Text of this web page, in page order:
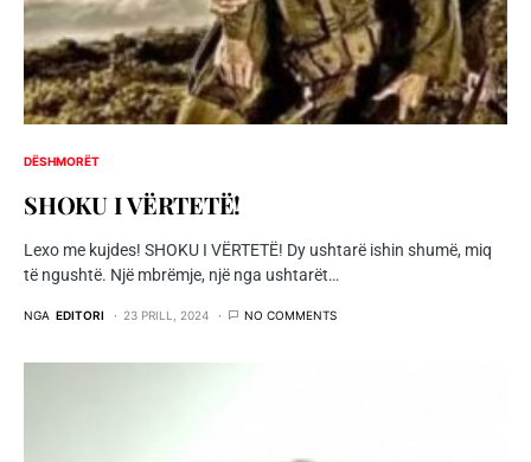
DËSHMORËT
SHOKU I VËRTETË!
Lexo me kujdes! SHOKU I VËRTETË! Dy ushtarë ishin shumë, miq
të ngushtë. Një mbrëmje, një nga ushtarët…
NGA EDITORI 23 PRILL, 2024 NO COMMENTS